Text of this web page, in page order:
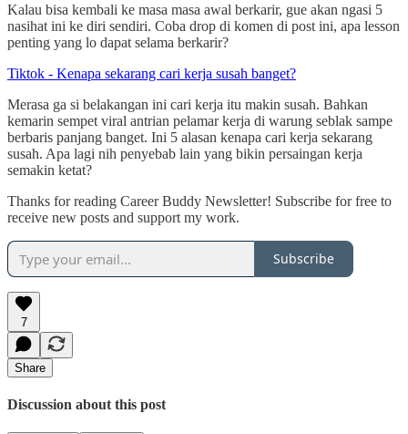
Kalau bisa kembali ke masa masa awal berkarir, gue akan ngasi 5
nasihat ini ke diri sendiri. Coba drop di komen di post ini, apa lesson
penting yang lo dapat selama berkarir?
Tiktok - Kenapa sekarang cari kerja susah banget?
Merasa ga si belakangan ini cari kerja itu makin susah. Bahkan
kemarin sempet viral antrian pelamar kerja di warung seblak sampe
berbaris panjang banget. Ini 5 alasan kenapa cari kerja sekarang
susah. Apa lagi nih penyebab lain yang bikin persaingan kerja
semakin ketat?
Thanks for reading Career Buddy Newsletter! Subscribe for free to
receive new posts and support my work.
Subscribe
7
Share
Discussion about this post